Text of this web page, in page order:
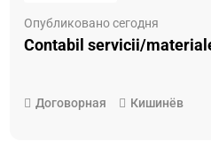
Опубликовано сегодня
Contabil servicii/
Договорная Кишинёв